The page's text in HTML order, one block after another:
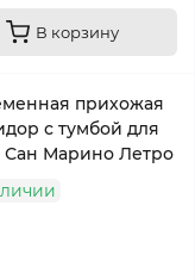
В корзину
прихожая
с тумбой для
Сан Марино Летро